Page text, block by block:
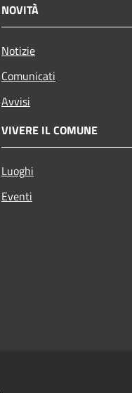
NOVITÀ
Notizie
Comunicati
Avvisi
VIVERE IL COMUNE
Luoghi
Eventi